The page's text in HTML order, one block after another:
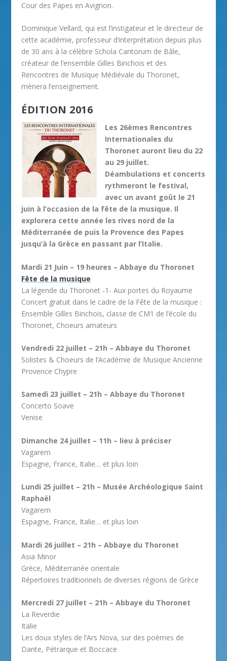
Cour des Papes en Avignon.
Dominique Vellard, qui est l’instigateur et le directeur de
cette académie, professeur d’interprétation depuis plus
de 30 ans à la célèbre Schola Cantorum de Bâle,
créateur de l’ensemble Gilles Binchois et des
Rencontres de Musique Médiévale du Thoronet,
mènera l’enseignement.
ÉDITION 2016
Les 26èmes Rencontres
Internationales du
Thoronet auront lieu du 22
au 29 juillet.
Déambulations et concerts
rythmeront le festival,
avec un avant goût le 21
juin à l’occasion de la fête de la musique. Il
explorera cette année les rives nord de la
Méditerranée de puis la Provence des Papes
jusqu’à la Grèce en passant par l’Italie.
Mardi 21 Juin – 19 heures – Abbaye du Thoronet
Fête de la musique
La légende du Thoronet -1- Aux portes du Royaume
Concert gratuit dans le cadre de la Fête de la musique :
Ensemble Gilles Binchois, classe de CM1 de l’école du
Thoronet, Choeurs amateurs
Vendredi 22 juillet – 21h – Abbaye du Thoronet
Solistes & Choeurs de l’Académie de Musique Ancienne
Provence Chypre
Samedi 23 juillet – 21h – Abbaye du Thoronet
Concerto Soave
Venise
Dimanche 24 juillet – 11h – lieu à préciser
Vagarem
Espagne, France, Italie… et plus loin
Lundi 25 juillet – 21h – Musée Archéologique Saint
Raphaël
Vagarem
Espagne, France, Italie… et plus loin
Mardi 26 juillet – 21h – Abbaye du Thoronet
Asia Minor
Grèce, Méditerranée orientale
Répertoires traditionnels de diverses régions de Grèce
Mercredi 27 juillet – 21h – Abbaye du Thoronet
La Reverdie
Italie
Les doux styles de l’Ars Nova, sur des poèmes de
Dante, Pétrarque et Boccace